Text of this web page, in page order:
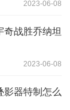
2023-06-08
奇战胜乔纳坦
2023-06-08
影器特制怎么